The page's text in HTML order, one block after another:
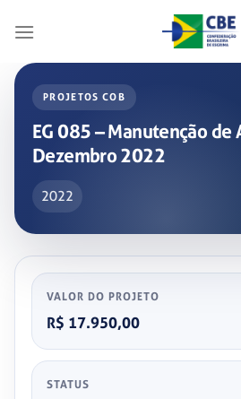
PROJETOS COB
EG 085 – Manutenção de
Dezembro 2022
2022
VALOR DO PROJETO
R$ 17.950,00
STATUS